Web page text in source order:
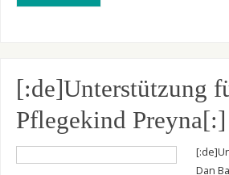
[:de]Unterstützung
Pflegekind Preyna[:]
Dan